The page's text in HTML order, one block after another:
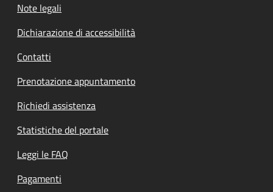
Note legali
Dichiarazione di accessibilità
Contatti
Prenotazione appuntamento
Richiedi assistenza
Statistiche del portale
Leggi le FAQ
Pagamenti